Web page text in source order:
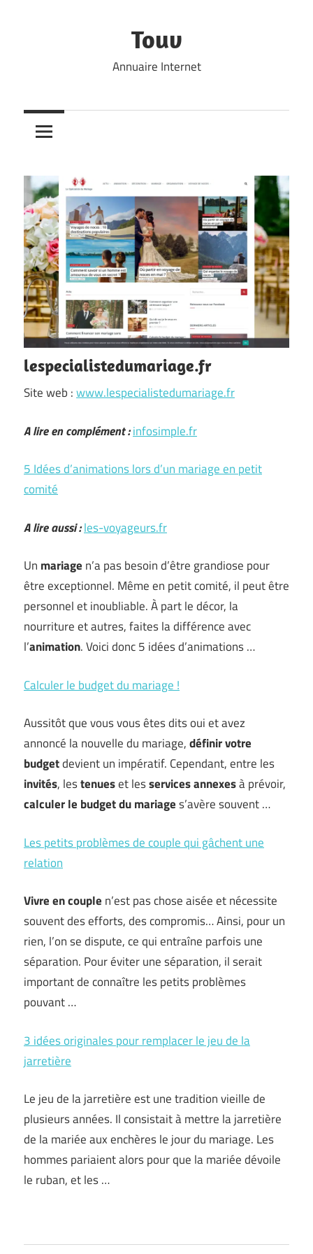
Touv
Annuaire Internet
lespecialistedumariage.fr
Site web :www.lespecialistedumariage.fr
A lire en complément :infosimple.fr
5 Idées d’animations lors d’un mariage en petit
comité
A lire aussi :les-voyageurs.fr
Un mariage n’a pas besoin d’être grandiose pour
être exceptionnel. Même en petit comité, il peut être
personnel et inoubliable. À part le décor, la
nourriture et autres, faites la différence avec
l’animation. Voici donc 5 idées d’animations …
Calculer le budget du mariage !
Aussitôt que vous vous êtes dits oui et avez
annoncé la nouvelle du mariage,définir votre
budgetdevient un impératif. Cependant, entre les
invités, lestenueset lesservices annexesà prévoir,
calculer le budget du mariages’avère souvent …
Les petits problèmes de couple qui gâchent une
relation
Vivre en couple n’est pas chose aisée et nécessite
souvent des efforts, des compromis… Ainsi, pour un
rien, l’on se dispute, ce qui entraîne parfois une
séparation. Pour éviter une séparation, il serait
important de connaître les petits problèmes
pouvant …
3 idées originales pour remplacer le jeu de la
jarretière
Le jeu de la jarretière est une tradition vieille de
plusieurs années. Il consistait à mettre la jarretière
de la mariée aux enchères le jour du mariage. Les
hommes pariaient alors pour que la mariée dévoile
le ruban, et les …